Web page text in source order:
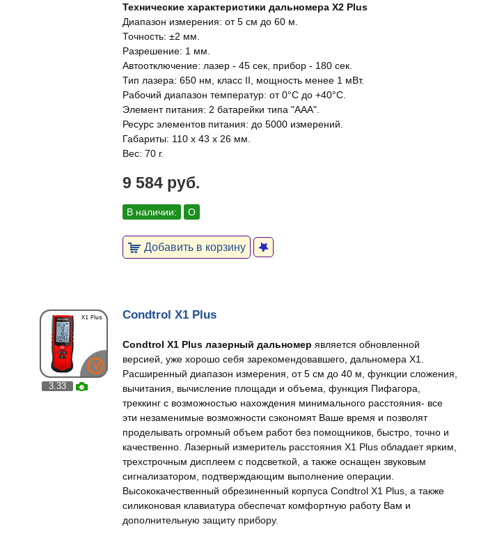
Технические характеристики дальномера X2 Plus
Диапазон измерения: от 5 см до 60 м.
Точность: ±2 мм.
Разрешение: 1 мм.
Автоотключение: лазер - 45 сек, прибор - 180 сек.
Тип лазера: 650 нм, класс II, мощность менее 1 мВт.
Рабочий диапазон температур: от 0°С до +40°С.
Элемент питания: 2 батарейки типа "ААА".
Ресурс элементов питания: до 5000 измерений.
Габариты: 110 x 43 x 26 мм.
Вес: 70 г.
9 584 руб.
В наличии: О
Добавить в корзину
3.33
Condtrol X1 Plus
Condtrol X1 Plus лазерный дальномер является обновленной
версией, уже хорошо себя зарекомендовавшего, дальномера X1.
Расширенный диапазон измерения, от 5 см до 40 м, функции сложения,
вычитания, вычисление площади и объема, функция Пифагора,
треккинг с возможностью нахождения минимального расстояния- все
эти незаменимые возможности сэкономят Ваше время и позволят
проделывать огромный объем работ без помощников, быстро, точно и
качественно. Лазерный измеритель расстояния X1 Plus обладает ярким,
трехстрочным дисплеем с подсветкой, а также оснащен звуковым
сигнализатором, подтверждающим выполнение операции.
Высококачественный обрезиненный корпуса Condtrol X1 Plus, а также
силиконовая клавиатура обеспечат комфортную работу Вам и
дополнительную защиту прибору.